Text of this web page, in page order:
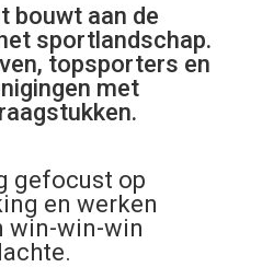
bouwt aan de
sportlandschap.
topsporters en
met
gefocust op
en werken
win-win-win